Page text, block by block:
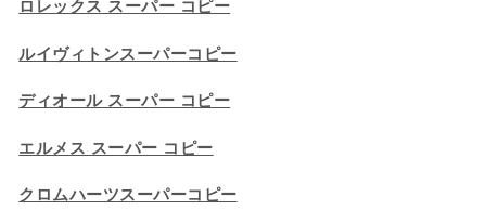
ロレックス スーパー コピー
ルイヴィトンスーパーコピー
ディオール スーパー コピー
エルメス スーパー コピー
クロムハーツスーパーコピー